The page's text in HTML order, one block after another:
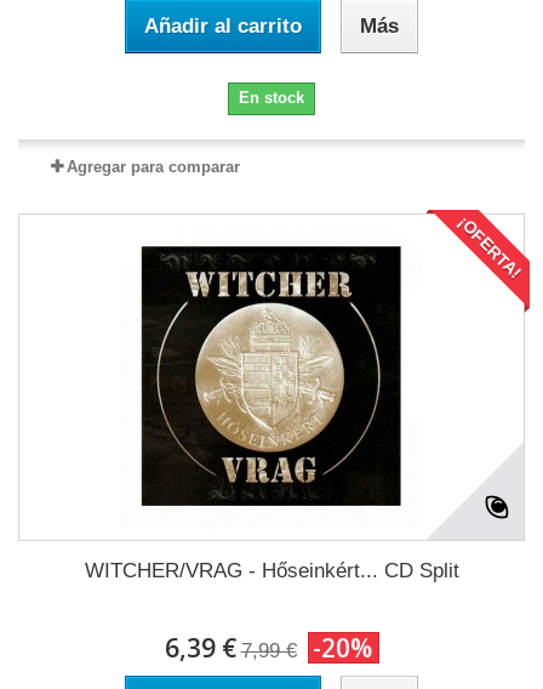
Añadir al carrito Más
En stock
Agregar para comparar
¡OFERTA!
WITCHER/VRAG - Hőseinkért... CD Split
6,39 € 7,99 € -20%